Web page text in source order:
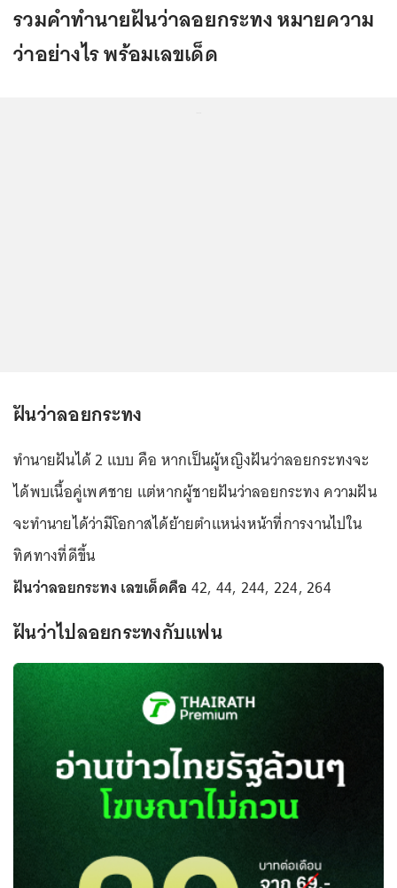
รวมคำทำนายฝันว่าลอยกระทง หมายความ
ว่าอย่างไร พร้อมเลขเด็ด
ฝันว่าลอยกระทง
ทำนายฝันได้ 2 แบบ คือ หากเป็นผู้หญิงฝันว่าลอยกระทงจะ
ได้พบเนื้อคู่เพศชาย แต่หากผู้ชายฝันว่าลอยกระทง ความฝัน
จะทำนายได้ว่ามีโอกาสได้ย้ายตำแหน่งหน้าที่การงานไปใน
ทิศทางที่ดีขึ้น
ฝันว่าลอยกระทง เลขเด็ดคือ 42, 44, 244, 224, 264
ฝันว่าไปลอยกระทงกับแฟน